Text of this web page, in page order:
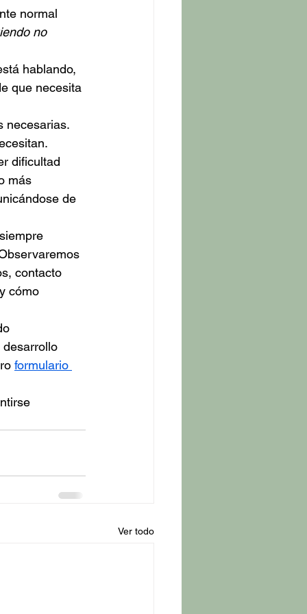
normal
no
hablando,
que necesita
necesarias.
dificultad
más
de
contacto
cómo
formulario
Ver todo